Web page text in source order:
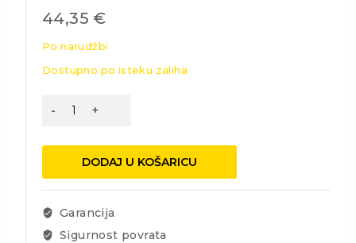
44,35 €
Po narudžbi
Dostupno po isteku zaliha
Električna
količina
DODAJ U KOŠARICU
Garancija
Sigurnost povrata